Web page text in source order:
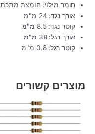
חומר מילוי: חומצת מתכת
אורך נגד: 24 מ"מ
קוטר נגד: 8.5 מ"מ
אורך רגל: 38 מ"מ
קוטר רגל: 0.8 מ"מ
מוצרים קשורים